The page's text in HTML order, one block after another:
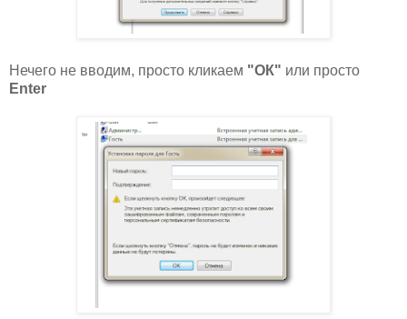
Нечего не вводим, просто кликаем "ОК" или просто
Enter